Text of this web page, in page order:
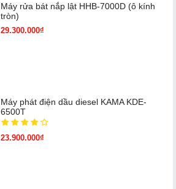
Máy rửa bát nắp lật HHB-7000D (ô kính
tròn)
29.300.000₫
Máy phát điện dầu diesel KAMA KDE-
6500T
23.900.000₫